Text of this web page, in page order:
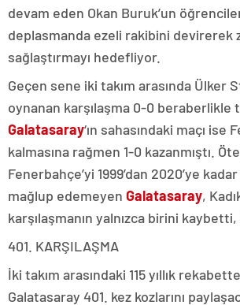
devam eden Okan Buruk’un
deplasmanda ezeli rakibini devirerek
sağlaştırmayı hedefliyor.
Geçen sene iki takım arasında Ülker
oynanan karşılaşma 0-0 beraberlikle
Galatasaray‘ın sahasındaki maçı ise
kalmasına rağmen 1-0 kazanmıştı.
Fenerbahçe’yi 1999’dan 2020’ye
mağlup edemeyen Galatasaray,
karşılaşmanın yalnızca birini kaybetti,
401. KARŞILAŞMA
İki takım arasındaki 115 yıllık
Galatasaray 401. kez kozlarını